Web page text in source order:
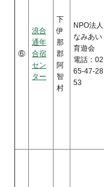
⑥
浪合
通年
合宿
セン
ター
下
伊
那
郡
阿
智
村
NPO法人
なみあい
育遊会
電話：02
65-47-28
53